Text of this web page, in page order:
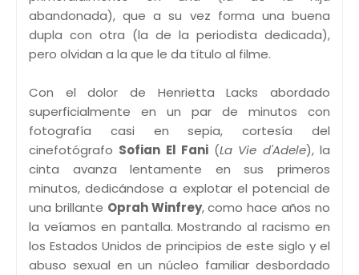
abandonada), que a su vez forma una buena
dupla con otra (la de la periodista dedicada),
pero olvidan a la que le da título al filme.
Con el dolor de Henrietta Lacks abordado
superficialmente en un par de minutos con
fotografía casi en sepia, cortesía del
cinefotógrafo Sofian El Fani(La Vie d'Adele), la
cinta avanza lentamente en sus primeros
minutos, dedicándose a explotar el potencial de
una brillante Oprah Winfrey, como hace años no
la veíamos en pantalla. Mostrando al racismo en
los Estados Unidos de principios de este siglo y el
abuso sexual en un núcleo familiar desbordado